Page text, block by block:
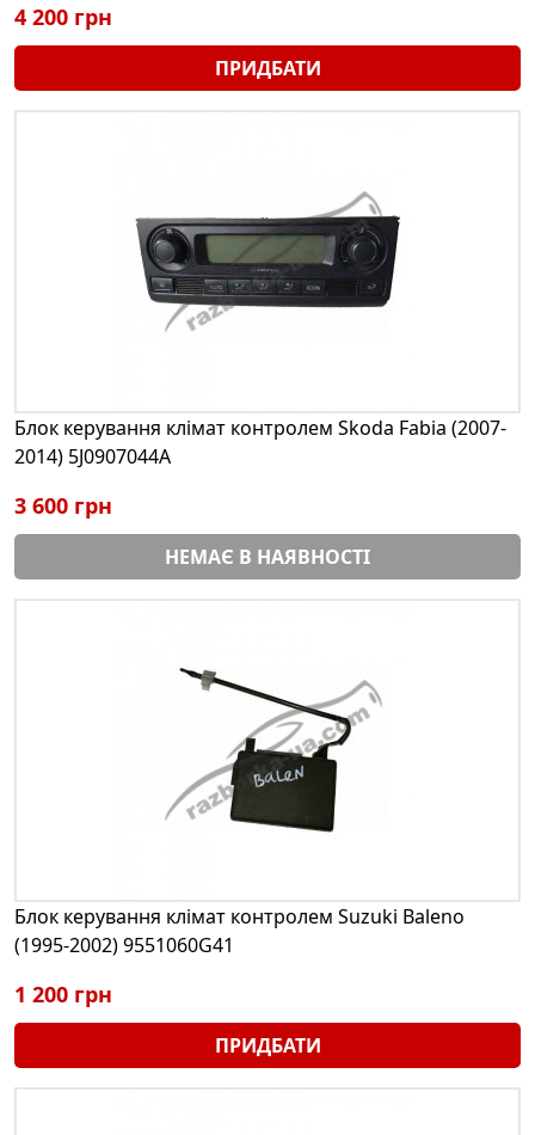
4 200 грн
ПРИДБАТИ
Блок керування клімат контролем Skoda Fabia (2007-
2014) 5J0907044A
3 600 грн
НЕМАЄ В НАЯВНОСТІ
Блок керування клімат контролем Suzuki Baleno
(1995-2002) 9551060G41
1 200 грн
ПРИДБАТИ